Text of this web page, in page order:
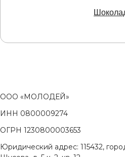
ООО «МОЛОДЕЙ»
ИНН 0800009274
ОГРН 1230800003653
Юридический адрес: 115432,